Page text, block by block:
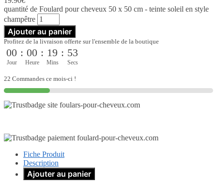
quantité de Foulard pour cheveux 50 x 50 cm - teinte soleil en style
champêtre
Ajouter au panier
Profitez de la livraison offerte sur l'ensemble de la boutique
00
Jour
: 00
Heure
: 19
Mins
: 52
Secs
22 Commandes ce mois-ci !
Fiche Produit
Description
Ajouter au panier